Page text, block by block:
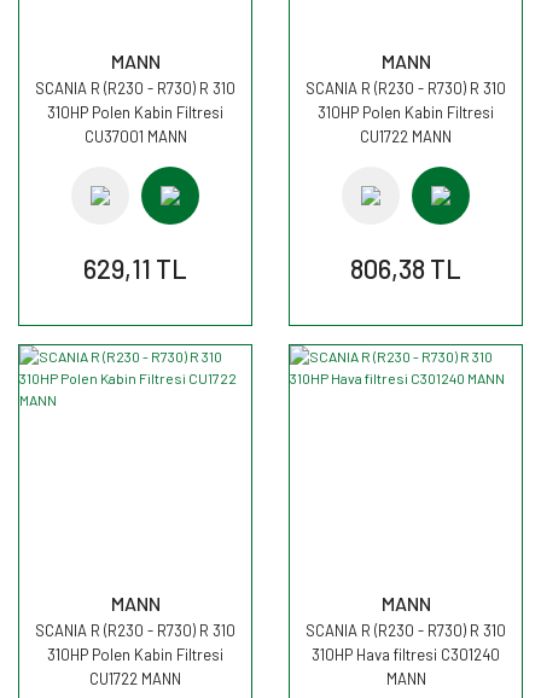
MANN
SCANIA R (R230 - R730) R 310
310HP Polen Kabin Filtresi
CU37001 MANN
629,11 TL
MANN
SCANIA R (R230 - R730) R 310
310HP Polen Kabin Filtresi
CU1722 MANN
806,38 TL
MANN
SCANIA R (R230 - R730) R 310
310HP Polen Kabin Filtresi
CU1722 MANN
MANN
SCANIA R (R230 - R730) R 310
310HP Hava filtresi C301240
MANN